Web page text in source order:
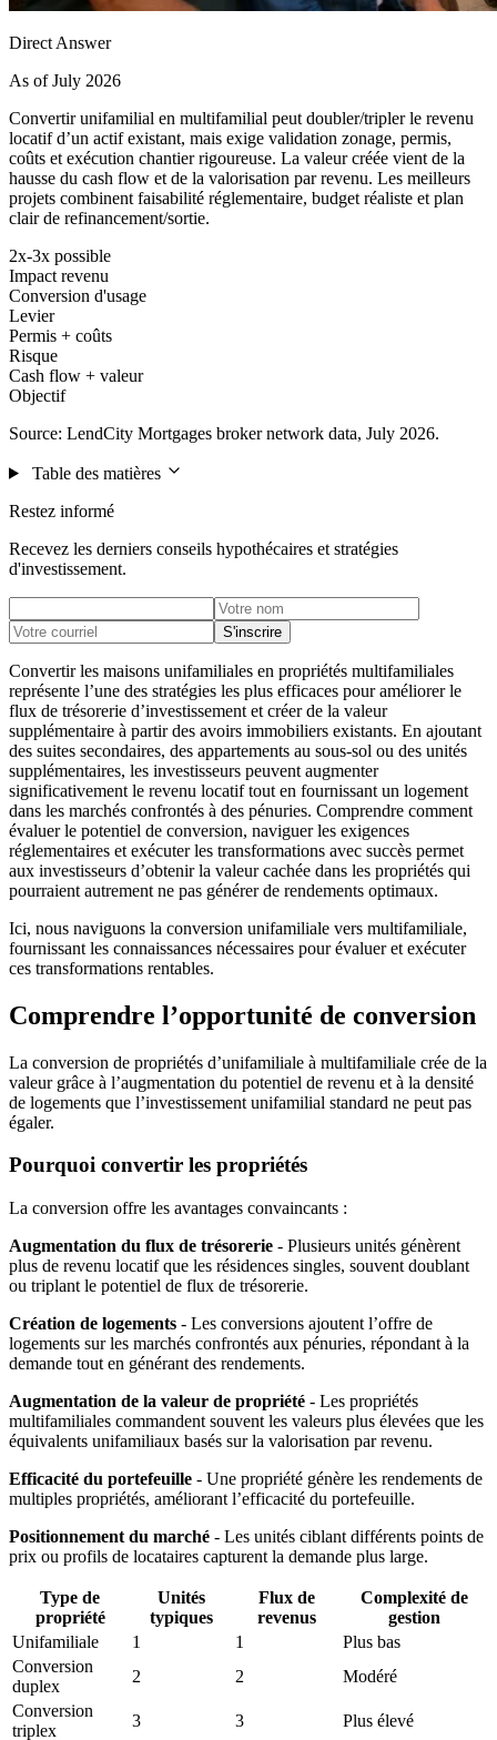
Direct Answer
As of July 2026
Convertir unifamilial en multifamilial peut doubler/tripler le revenu
locatif d’un actif existant, mais exige validation zonage, permis,
coûts et exécution chantier rigoureuse. La valeur créée vient de la
hausse du cash flow et de la valorisation par revenu. Les meilleurs
projets combinent faisabilité réglementaire, budget réaliste et plan
clair de refinancement/sortie.
2x-3x possible
Impact revenu
Conversion d'usage
Levier
Permis + coûts
Risque
Cash flow + valeur
Objectif
Source: LendCity Mortgages broker network data, July 2026.
Table des matières
Restez informé
Recevez les derniers conseils hypothécaires et stratégies
d'investissement.
S'inscrire
Convertir les maisons unifamiliales en propriétés multifamiliales
représente l’une des stratégies les plus efficaces pour améliorer le
flux de trésorerie d’investissement et créer de la valeur
supplémentaire à partir des avoirs immobiliers existants. En ajoutant
des suites secondaires, des appartements au sous-sol ou des unités
supplémentaires, les investisseurs peuvent augmenter
significativement le revenu locatif tout en fournissant un logement
dans les marchés confrontés à des pénuries. Comprendre comment
évaluer le potentiel de conversion, naviguer les exigences
réglementaires et exécuter les transformations avec succès permet
aux investisseurs d’obtenir la valeur cachée dans les propriétés qui
pourraient autrement ne pas générer de rendements optimaux.
Ici, nous naviguons la conversion unifamiliale vers multifamiliale,
fournissant les connaissances nécessaires pour évaluer et exécuter
ces transformations rentables.
Comprendre l’opportunité de conversion
La conversion de propriétés d’unifamiliale à multifamiliale crée de la
valeur grâce à l’augmentation du potentiel de revenu et à la densité
de logements que l’investissement unifamilial standard ne peut pas
égaler.
Pourquoi convertir les propriétés
La conversion offre les avantages convaincants :
Augmentation du flux de trésorerie - Plusieurs unités génèrent
plus de revenu locatif que les résidences singles, souvent doublant
ou triplant le potentiel de flux de trésorerie.
Création de logements - Les conversions ajoutent l’offre de
logements sur les marchés confrontés aux pénuries, répondant à la
demande tout en générant des rendements.
Augmentation de la valeur de propriété - Les propriétés
multifamiliales commandent souvent les valeurs plus élevées que les
équivalents unifamiliaux basés sur la valorisation par revenu.
Efficacité du portefeuille - Une propriété génère les rendements de
multiples propriétés, améliorant l’efficacité du portefeuille.
Positionnement du marché - Les unités ciblant différents points de
prix ou profils de locataires capturent la demande plus large.
Type de
propriété
Unités
typiques
Flux de
revenus
Complexité de
gestion
Unifamiliale
1 1
Plus bas
Conversion
duplex
2 2
Modéré
Conversion
triplex
3 3 Plus élevé